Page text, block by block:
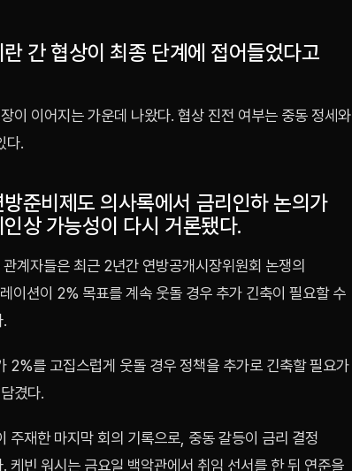
간 협상이 최종 단계에 접어들었다고
이 이어지는 가운데 나왔다. 협상 진전 여부는 중동 정세와
다.
준비제도 의사록에서 금리인하 논의가
상 가능성이 다시 거론됐다.
계자들은 최근 2년간 연방공개시장위원회 논쟁의
이션이 2% 목표를 계속 웃돌 경우 추가 긴축이 필요할 수
2%를 고집스럽게 웃돌 경우 정책을 추가로 긴축할 필요가
겼다.
주재한 마지막 회의 기록으로, 중동 갈등이 금리 결정
케빈 워시는 금요일 백악관에서 취임 선서를 한 뒤 연준을